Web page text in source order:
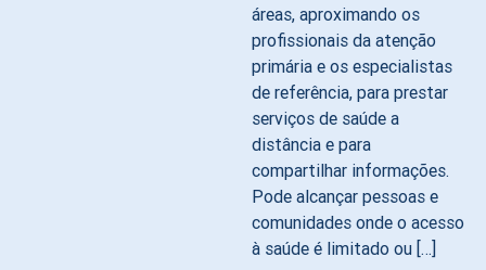
áreas, aproximando os
profissionais da atenção
primária e os especialistas
de referência, para prestar
serviços de saúde a
distância e para
compartilhar informações.
Pode alcançar pessoas e
comunidades onde o acesso
à saúde é limitado ou […]